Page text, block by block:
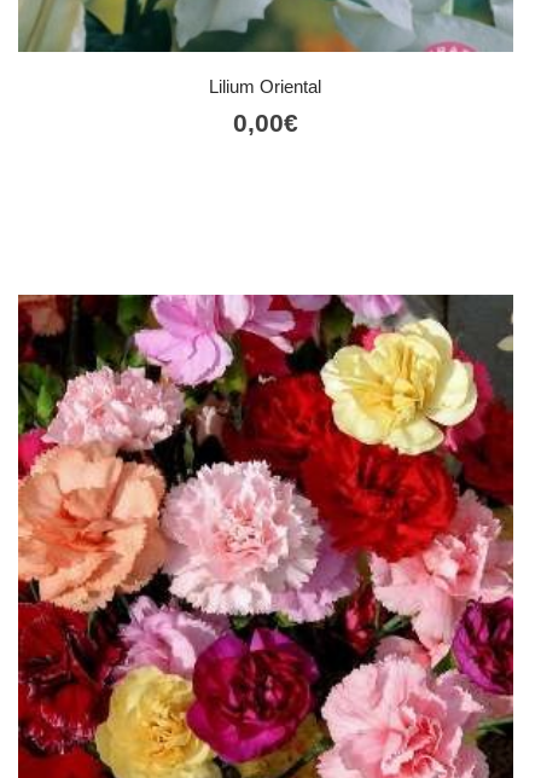
Lilium Oriental
0,00€